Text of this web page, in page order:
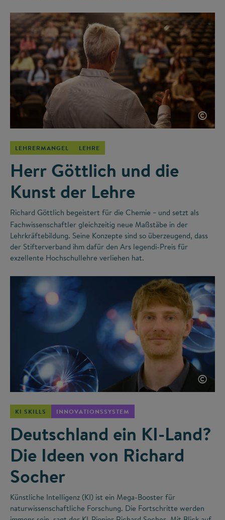
©
LEHRERMANGEL LEHRE
Herr Göttlich und die
Kunst der Lehre
Richard Göttlich begeistert für die Chemie – und setzt als
Fachwissenschaftler gleichzeitig neue Maßstäbe in der
Lehrkräftebildung. Seine Konzepte sind so überzeugend, dass
der Stifterverband ihm dafür den Ars legendi-Preis für
exzellente Hochschullehre verliehen hat.
©
KI SKILLS INNOVATIONSSYSTEM
Deutschland ein KI-Land?
Die Ideen von Richard
Socher
Künstliche Intelligenz (KI) ist ein Mega-Booster für
naturwissenschaftliche Forschung. Die Fortschritte werden